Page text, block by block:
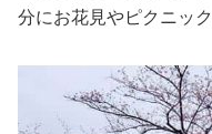
分にお花見やピクニッ